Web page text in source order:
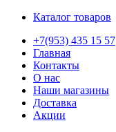
Каталог товаров
+7(953) 435 15 57
Главная
Контакты
О нас
Наши магазины
Доставка
Акции